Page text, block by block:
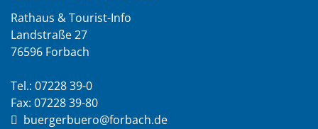
Rathaus & Tourist-Info
Landstraße 27
76596 Forbach
Tel.: 07228 39-0
Fax: 07228 39-80
buergerbuero@forbach.de